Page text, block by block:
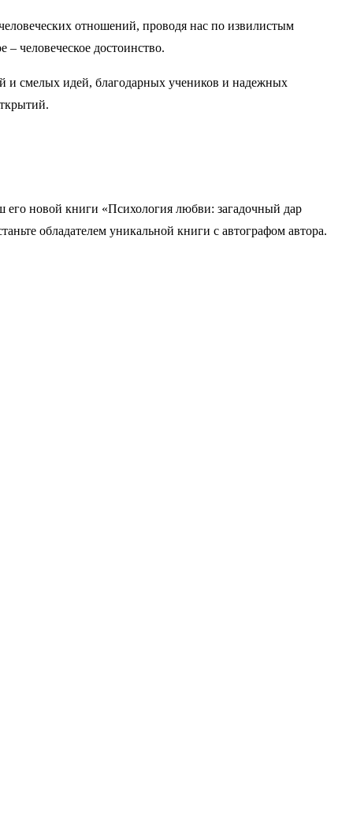
отношений, проводя нас по извилистым
человеческое достоинство.
и смелых идей, благодарных учеников и надежных
его новой книги «Психология любви: загадочный дар
обладателем уникальной книги с автографом автора.